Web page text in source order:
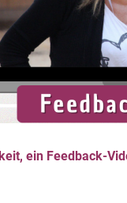
ein Feedback-